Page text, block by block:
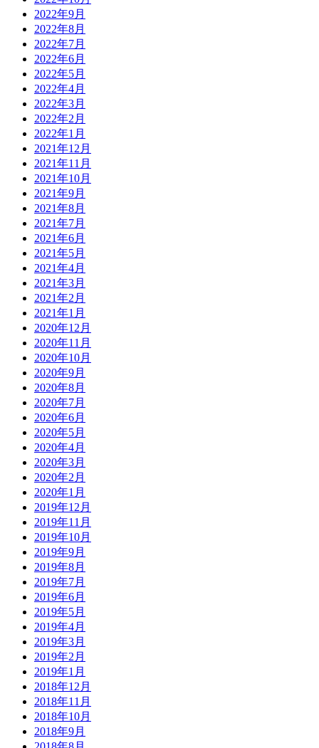
2022年9月
2022年8月
2022年7月
2022年6月
2022年5月
2022年4月
2022年3月
2022年2月
2022年1月
2021年12月
2021年11月
2021年10月
2021年9月
2021年8月
2021年7月
2021年6月
2021年5月
2021年4月
2021年3月
2021年2月
2021年1月
2020年12月
2020年11月
2020年10月
2020年9月
2020年8月
2020年7月
2020年6月
2020年5月
2020年4月
2020年3月
2020年2月
2020年1月
2019年12月
2019年11月
2019年10月
2019年9月
2019年8月
2019年7月
2019年6月
2019年5月
2019年4月
2019年3月
2019年2月
2019年1月
2018年12月
2018年11月
2018年10月
2018年9月